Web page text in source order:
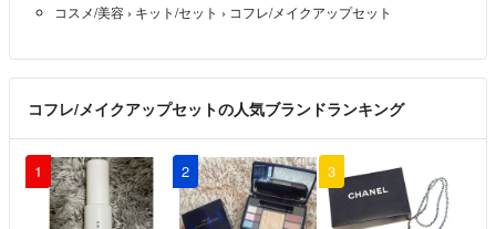
コスメ/美容 › キット/セット › コフレ/メイクアップセット
コフレ/メイクアップセットの人気ブランドランキング
1 2 3